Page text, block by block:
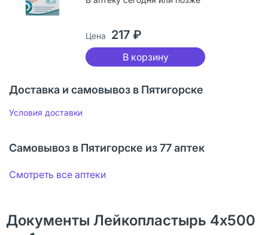
Цена 217 ₽
В корзину
Доставка и самовывоз в Пятигорске
Условия доставки
Самовывоз в Пятигорске из 77 аптек
Смотреть все аптеки
Документы Лейкопластырь 4х500